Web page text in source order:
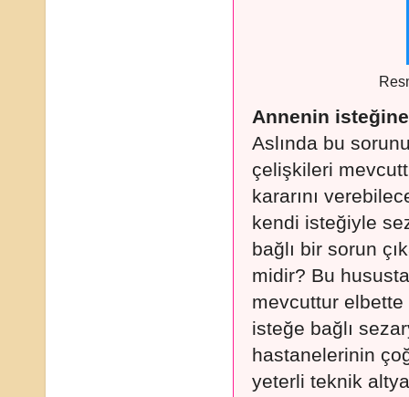
Annenin
Aslında bu
çelişkileri
kararını
kendi isteğiyle
bağlı bir sorun
midir? Bu
mevcuttur
isteğe bağlı
hastanelerinin
yeterli teknik